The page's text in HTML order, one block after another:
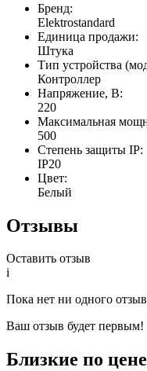
Бренд:
Elektrostandard
Единица продажи:
Штука
Тип устройства
Контроллер
Напряжение, В:
220
Максимальная
500
Степень защиты IP:
IP20
Цвет:
Белый
Отзывы
Оставить отзыв
i
Пока нет ни одного
Ваш отзыв будет первым!
Близкие по